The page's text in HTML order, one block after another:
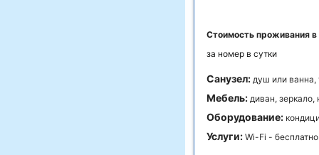
Стоимость проживания
за номер в сутки
Санузел: душ или ванна,
Мебель: диван, зеркало,
Оборудование:
Услуги: Wi-Fi -